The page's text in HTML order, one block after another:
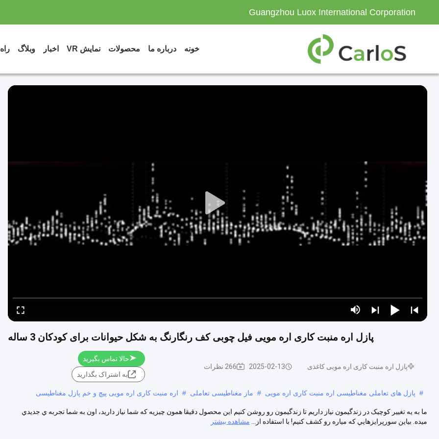
Guangzhou Luox International Corporation
خونه درباره ما محصولات نمایش VR اخبار وبلاگ
پازل اره منبت کاری اره مویی فیل چوبی کف رنگارنگ به شکل حیوانات برای کودکان 3 ساله
پازل اره منبت کاری اره مویی کاغذی 2025-02-13 266 نظرات
حالا تماس بگیرید
به اشتراک بگذارید
# پازل های تعاملی مغناطیسی اره منبت کاری اره مویی # ماز مغناطیسی تعاملی # اره منبت کاری اره مویی پیچ و خم پازل مغناطیسی
ما به يه تغيير کوچيک در زندگيمون نياز داريم تا زندگيمون رو روشن کنيم اين محصول دقیقا همون چيزيه که شما نياز داريد، اون به شما تجربه ي جديدي
ميده. بياين سورپرايزهايي که مياره رو کشف کنيم! با استفاده از...
مشاهده بیشتر